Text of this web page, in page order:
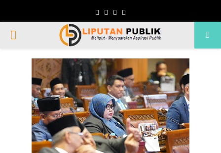
Facebook
TwitterInstagram
PRIMARY
MENU